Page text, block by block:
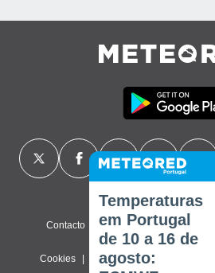
Contacto Sobre nós FAQ
Cookies Política de privacidade
Temperaturas
em Portugal
de 10 a 16 de
agosto: